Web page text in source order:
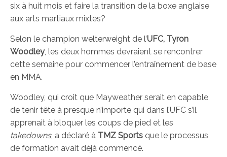
six à huit mois et faire la transition de la boxe anglaise
aux arts martiaux mixtes?
Selon le champion welterweight de l’UFC, Tyron
Woodley, les deux hommes devraient se rencontrer
cette semaine pour commencer l’entraînement de base
en MMA.
Woodley, qui croit que Mayweather serait en capable
de tenir tête à presque n’importe qui dans l’UFC s’il
apprenait à bloquer les coups de pied et les
takedowns, a déclaré à TMZ Sports que le processus
de formation avait déjà commencé.